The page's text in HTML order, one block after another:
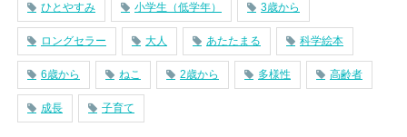
ひとやすみ 小学生（低学年） 3歳から
ロングセラー 大人 あたたまる 科学絵本
6歳から ねこ 2歳から 多様性 高齢者
成長 子育て